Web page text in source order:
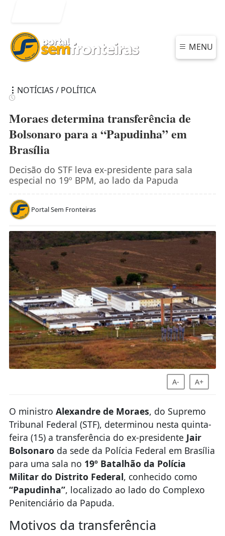
MENU
NOTÍCIAS / POLÍTICA
Moraes determina transferência de
Bolsonaro para a “Papudinha” em
Brasília
Decisão do STF leva ex-presidente para sala
especial no 19º BPM, ao lado da Papuda
Portal Sem Fronteiras
A- A+
O ministro Alexandre de Moraes, do Supremo
Tribunal Federal (STF), determinou nesta quinta-
feira (15) a transferência do ex-presidente Jair
Bolsonaro da sede da Polícia Federal em Brasília
para uma sala no 19º Batalhão da Polícia
Militar do Distrito Federal, conhecido como
“Papudinha”, localizado ao lado do Complexo
Penitenciário da Papuda.
Motivos da transferência